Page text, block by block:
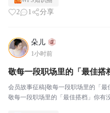
2 1 分享
朵儿
1小时前
敬每一段职场里的「最佳搭
会员故事征稿|敬每一段职场里的「
敬每一段职场里的「最佳搭档」你有